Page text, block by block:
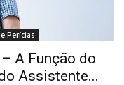
Perícias
A Função do
Assistente...